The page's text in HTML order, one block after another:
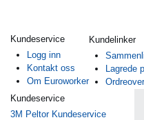
Kundeservice
Logg inn
Kontakt oss
Om Euroworker
Kundelinker
Lagrede
Kundeservice
3M Peltor Kundeservice